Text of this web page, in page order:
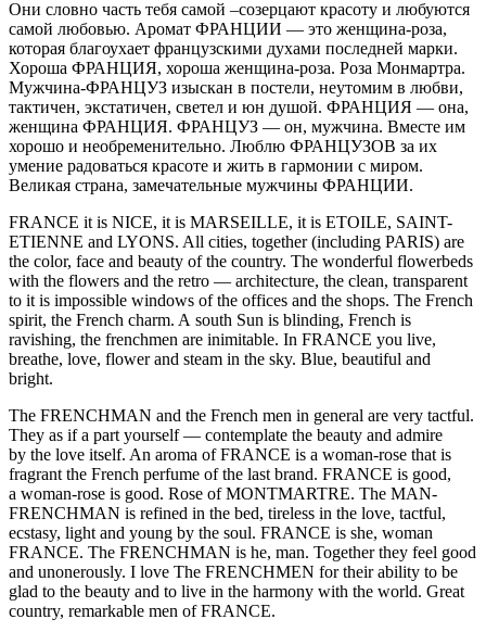
Они словно часть тебя самой –созерцают красоту и любуются
самой любовью. Аромат ФРАНЦИИ — это женщина-роза,
которая благоухает французскими духами последней марки.
Хороша ФРАНЦИЯ, хороша женщина-роза. Роза Монмартра.
Мужчина-ФРАНЦУЗ изыскан в постели, неутомим в любви,
тактичен, экстатичен, светел и юн душой. ФРАНЦИЯ — она,
женщина ФРАНЦИЯ. ФРАНЦУЗ — он, мужчина. Вместе им
хорошо и необременительно. Люблю ФРАНЦУЗОВ за их
умение радоваться красоте и жить в гармонии с миром.
Великая страна, замечательные мужчины ФРАНЦИИ.
FRANCE it is NICE, it is MARSEILLE, it is ETOILE, SAINT-
ETIENNE and LYONS. All cities, together (including PARIS) are
the color, face and beauty of the country. The wonderful flowerbeds
with the flowers and the retro — architecture, the clean, transparent
to it is impossible windows of the offices and the shops. The French
spirit, the French charm. A south Sun is blinding, French is
ravishing, the frenchmen are inimitable. In FRANCE you live,
breathe, love, flower and steam in the sky. Blue, beautiful and
bright.
The FRENCHMAN and the French men in general are very tactful.
They as if a part yourself — contemplate the beauty and admire
by the love itself. An aroma of FRANCE is a woman-rose that is
fragrant the French perfume of the last brand. FRANCE is good,
a woman-rose is good. Rose of MONTMARTRE. The MAN-
FRENCHMAN is refined in the bed, tireless in the love, tactful,
ecstasy, light and young by the soul. FRANCE is she, woman
FRANCE. The FRENCHMAN is he, man. Together they feel good
and unonerously. I love The FRENCHMEN for their ability to be
glad to the beauty and to live in the harmony with the world. Great
country, remarkable men of FRANCE.